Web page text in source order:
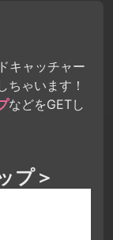
キャッチャー
ちゃいます！
などをGETし
プ＞